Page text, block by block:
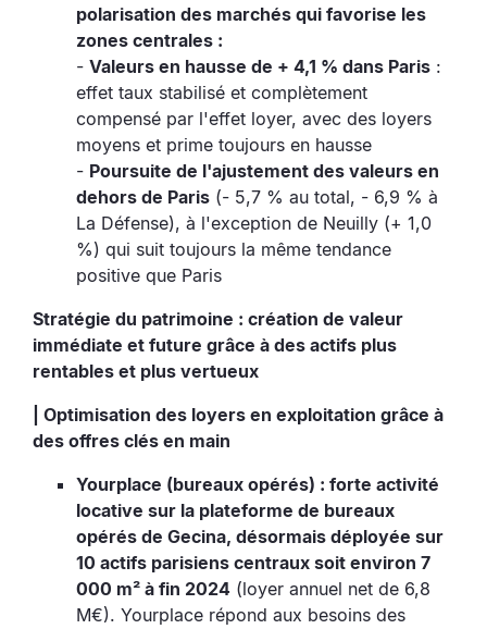
polarisation des marchés qui favorise les
zones centrales :
- Valeurs en hausse de + 4,1 % dans Paris :
effet taux stabilisé et complètement
compensé par l'effet loyer, avec des loyers
moyens et prime toujours en hausse
- Poursuite de l'ajustement des valeurs en
dehors de Paris (- 5,7 % au total, - 6,9 % à
La Défense), à l'exception de Neuilly (+ 1,0
%) qui suit toujours la même tendance
positive que Paris
Stratégie du patrimoine : création de valeur
immédiate et future grâce à des actifs plus
rentables et plus vertueux
| Optimisation des loyers en exploitation grâce à
des offres clés en main
Yourplace (bureaux opérés) : forte activité
locative sur la plateforme de bureaux
opérés de Gecina, désormais déployée sur
10 actifs parisiens centraux soit environ 7
000 m² à fin 2024 (loyer annuel net de 6,8
M€). Yourplace répond aux besoins des